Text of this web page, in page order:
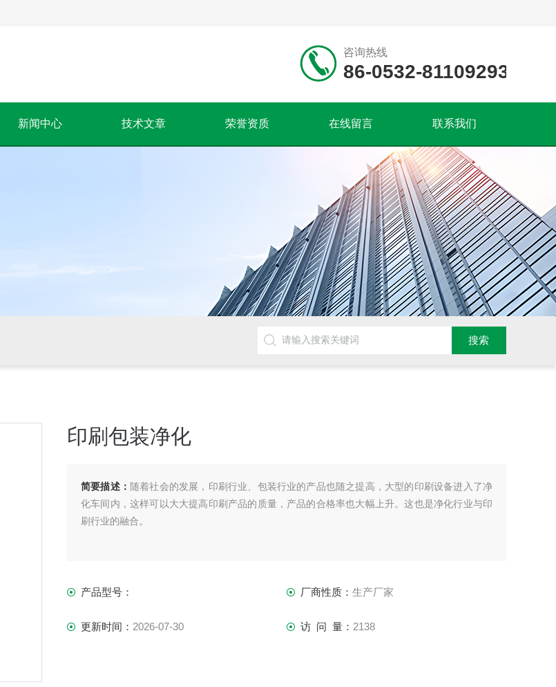
咨询热线
86-0532-81109293
新闻中心 技术文章 荣誉资质 在线留言 联系我们
印刷包装净化
简要描述： 随着社会的发展，印刷行业、包装行业的产品也随之提高，大型的印刷设备进入了净
化车间内，这样可以大大提高印刷产品的质量，产品的合格率也大幅上升。这也是净化行业与印
刷行业的融合。
产品型号： 厂商性质： 生产厂家
更新时间： 2026-07-30 访 问 量： 2138